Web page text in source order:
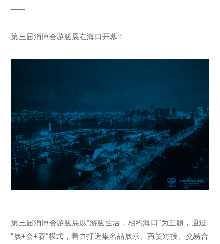
第三届消博会游艇展在海口开幕！
第三届消博会游艇展以“游艇生活，相约海口”为主题，通过
“展+会+赛”模式，着力打造集名品展示、商贸对接、交易合